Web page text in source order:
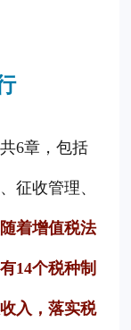
6章，包括
征收管理、
随着增值税法
14个税种制
入，落实税